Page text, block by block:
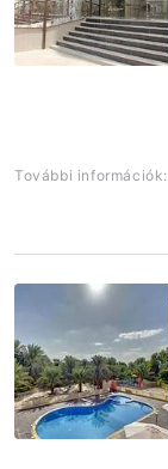
További információk: